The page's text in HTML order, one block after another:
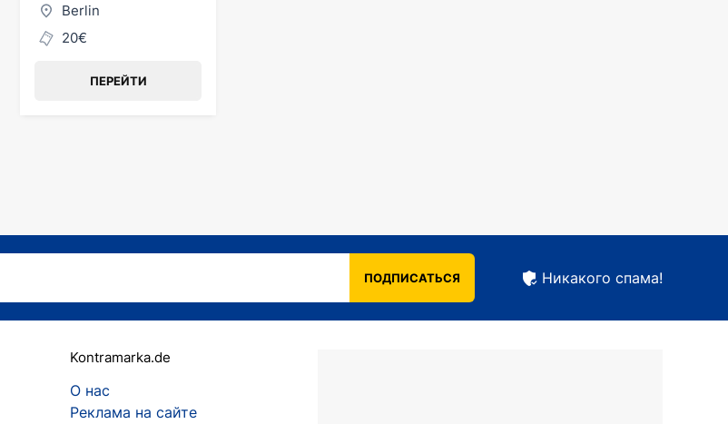
Berlin
20€
ПЕРЕЙТИ
ПОДПИСАТЬСЯ Никакого спама!
Kontramarka.de
О нас
Реклама на сайте